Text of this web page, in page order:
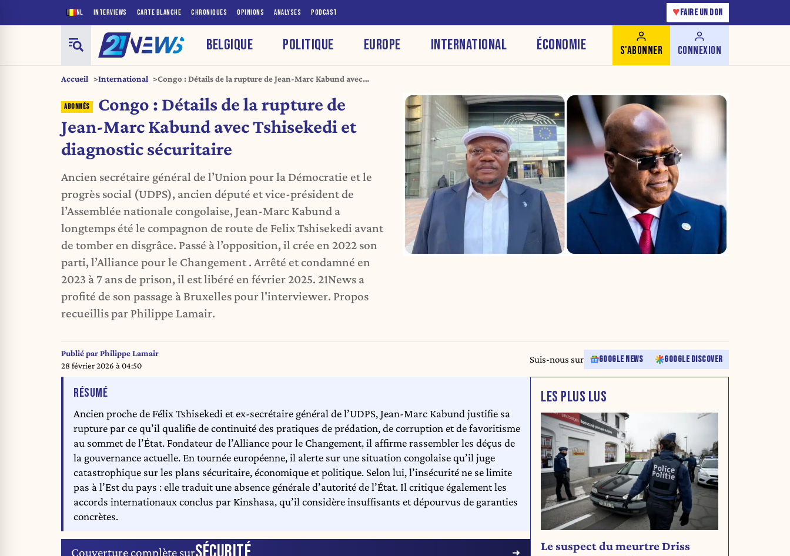
NL INTERVIEWS CARTE BLANCHE CHRONIQUES OPINIONS ANALYSES PODCAST ♥ FAIRE UN DON
BELGIQUE POLITIQUE EUROPE INTERNATIONAL ÉCONOMIE S'ABONNER CONNEXION
Accueil International
Congo : Détails de la rupture de Jean-Marc Kabund avec
Congo : Détails de la rupture de
Jean-Marc Kabund avec Tshisekedi et
diagnostic sécuritaire
Ancien secrétaire général de l’Union pour la Démocratie et le
progrès social (UDPS), ancien député et vice-président de
l’Assemblée nationale congolaise, Jean-Marc Kabund a
longtemps été le compagnon de route de Felix Tshisekedi avant
de tomber en disgrâce. Passé à l’opposition, il crée en 2022 son
parti, l’Alliance pour le Changement . Arrêté et condamné en
2023 à 7 ans de prison, il est libéré en février 2025. 21News a
profité de son passage à Bruxelles pour l'interviewer. Propos
recueillis par Philippe Lamair.
Publié parPhilippe Lamair
28 février 2026 à 04:50
Suis-nous sur GOOGLE NEWS GOOGLE DISCOVER
RÉSUMÉDE L'ARTICLE
Ancien proche de Félix Tshisekedi et ex-secrétaire général de l’UDPS, Jean-Marc Kabund justifie sa
rupture par ce qu’il qualifie de continuité des pratiques de prédation, de corruption et de favoritisme
au sommet de l’État. Fondateur de l’Alliance pour le Changement, il affirme rassembler les déçus de
la gouvernance actuelle. En tournée européenne, il alerte sur une situation congolaise qu’il juge
catastrophique sur les plans sécuritaire, économique et politique. Selon lui, l’insécurité ne se limite
pas à l’Est du pays : elle traduit une absence générale d’autorité de l’État. Il critique également les
accords internationaux conclus par Kinshasa, qu’il considère insuffisants et dépourvus de garanties
concrètes.
Couverture complète sur
LES PLUS LUS
Le suspect du meurtre Driss